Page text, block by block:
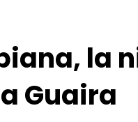
la
Guaira